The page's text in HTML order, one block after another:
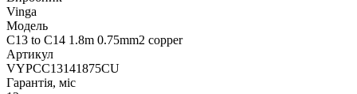
Vinga
Модель
C13 to C14 1.8m 0.75mm2 copper
Артикул
VYPCC13141875CU
Гарантія, міс